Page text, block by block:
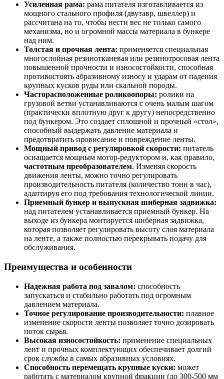
Усиленная рама: рама питателя изготавливается из
мощного стального профиля (двутавр, швеллер) и
рассчитана на то, чтобы нести вес не только самого
механизма, но и огромной массы материала в бункере
над ним.
Толстая и прочная лента: применяется специальная
многослойная резинотканевая или резинотросовая лента
повышенной прочности и износостойкости, способная
противостоять абразивному износу и ударам от падения
крупных кусков руды или скальной породы.
Часторасположенные роликоопоры: ролики на
грузовой ветви устанавливаются с очень малым шагом
(практически вплотную друг к другу) непосредственно
под бункером. Это создает сплошной и прочный «стол»,
способный выдержать давление материала и
предотвратить провисание и повреждение ленты.
Мощный привод с регулировкой скорости: питатель
оснащается мощным мотор-редуктором и, как правило,
частотным преобразователем. Изменяя скорость
движения ленты, можно точно регулировать
производительность питателя (количество тонн в час),
адаптируя его под требования технологической линии.
Приемный бункер и выпускная шиберная задвижка:
над питателем устанавливается приемный бункер. На
выходе из бункера монтируется шиберная задвижка,
которая позволяет регулировать высоту слоя материала
на ленте, а также полностью перекрывать подачу для
обслуживания.
Преимущества и особенности
Надежная работа под завалом: способность
запускаться и стабильно работать под огромным
давлением материала.
Точное регулирование производительности: плавное
изменение скорости ленты позволяет точно дозировать
поток сырья.
Высокая износостойкость: применение специальных
лент и прочных комплектующих обеспечивает долгий
срок службы в самых абразивных условиях.
Способность перемещать крупные куски: может
работать с материалом крупной фракции (до 300-500 мм